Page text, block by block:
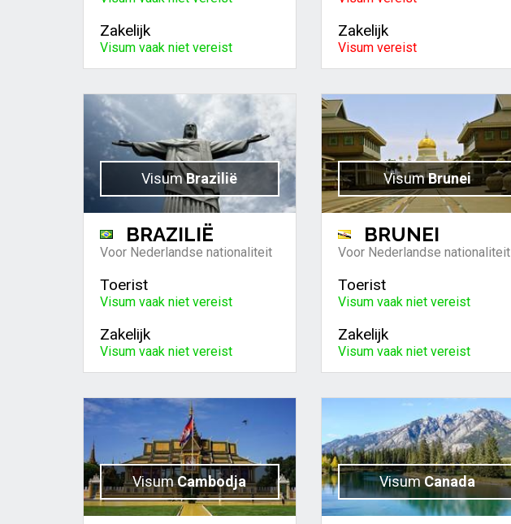
Zakelijk
Visum vaak niet vereist
Zakelijk
Visum vereist
VisumBrazilië
BRAZILIË
Voor Nederlandse nationaliteit
Toerist
Visum vaak niet vereist
Zakelijk
Visum vaak niet vereist
VisumBrunei
BRUNEI
Voor Nederlandse nationaliteit
Toerist
Visum vaak niet vereist
Zakelijk
Visum vaak niet vereist
VisumCambodja VisumCanada